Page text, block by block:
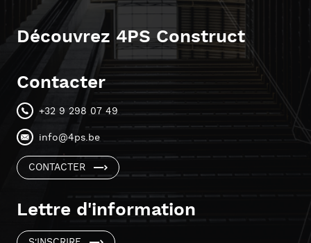
Découvrez 4PS Construct
Contacter
+32 9 298 07 49
info@4ps.be
CONTACTER
Lettre d'information